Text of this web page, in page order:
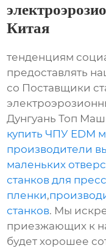
Китая
тенденциям
предоставлять
со Поставщики
Дунгуань Топ
купить ЧПУ EDM
производители
маленьких
станков для
пленки,
станков. Мы
приезжающих к
будет хорошее